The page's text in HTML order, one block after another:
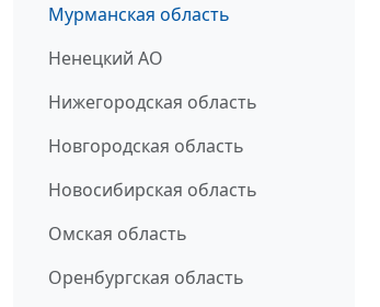
Мурманская область
Ненецкий АО
Нижегородская область
Новгородская область
Новосибирская область
Омская область
Оренбургская область